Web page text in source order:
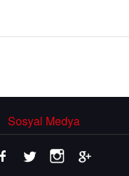
Sosyal Medya